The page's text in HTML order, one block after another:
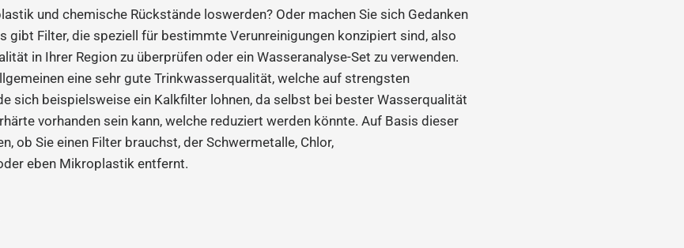
und chemische Rückstände loswerden? Oder machen Sie sich Gedanken
gibt Filter, die speziell für bestimmte Verunreinigungen konzipiert sind, also
in Ihrer Region zu überprüfen oder ein Wasseranalyse-Set zu verwenden.
eine sehr gute Trinkwasserqualität, welche auf strengsten
sich beispielsweise ein Kalkfilter lohnen, da selbst bei bester Wasserqualität
vorhanden sein kann, welche reduziert werden könnte. Auf Basis dieser
ob Sie einen Filter brauchst, der Schwermetalle, Chlor,
eben Mikroplastik entfernt.